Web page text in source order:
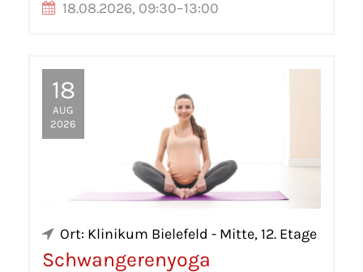
18.08.2026, 09:30–13:00
18
AUG
2026
Ort: Klinikum Bielefeld - Mitte, 12. Etage
Schwangerenyoga